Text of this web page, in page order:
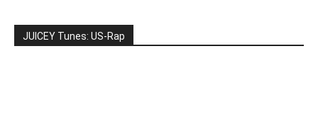
JUICEY Tunes: US-Rap